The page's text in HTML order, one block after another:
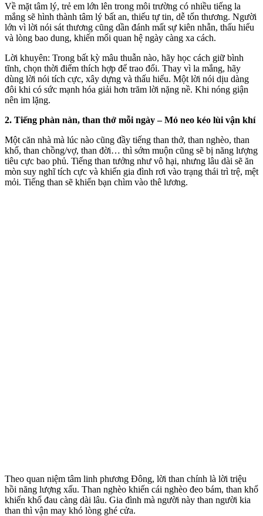
Về mặt tâm lý, trẻ em lớn lên trong môi trường có nhiều tiếng la
mắng sẽ hình thành tâm lý bất an, thiếu tự tin, dễ tổn thương. Người
lớn vì lời nói sát thương cũng dần đánh mất sự kiên nhẫn, thấu hiểu
và lòng bao dung, khiến mối quan hệ ngày càng xa cách.
Lời khuyên: Trong bất kỳ mâu thuẫn nào, hãy học cách giữ bình
tĩnh, chọn thời điểm thích hợp để trao đổi. Thay vì la mắng, hãy
dùng lời nói tích cực, xây dựng và thấu hiểu. Một lời nói dịu dàng
đôi khi có sức mạnh hóa giải hơn trăm lời nặng nề. Khi nóng giận
nên im lặng.
2. Tiếng phàn nàn, than thở mỗi ngày – Mỏ neo kéo lùi vận khí
Một căn nhà mà lúc nào cũng đầy tiếng than thở, than nghèo, than
khổ, than chồng/vợ, than đời… thì sớm muộn cũng sẽ bị năng lượng
tiêu cực bao phủ. Tiếng than tưởng như vô hại, nhưng lâu dài sẽ ăn
mòn suy nghĩ tích cực và khiến gia đình rơi vào trạng thái trì trệ, mệt
mỏi. Tiếng than sẽ khiến bạn chìm vào thê lương.
Theo quan niệm tâm linh phương Đông, lời than chính là lời triệu
hồi năng lượng xấu. Than nghèo khiến cái nghèo đeo bám, than khổ
khiến khổ đau càng dài lâu. Gia đình mà người này than người kia
than thì vận may khó lòng ghé cửa.